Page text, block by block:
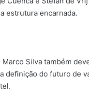
estrutura encarnada.
Silva também
definição do futuro de